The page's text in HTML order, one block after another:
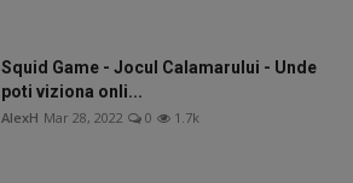
Squid Game - Jocul Calamarului - Unde
poti viziona onli...
AlexH Mar 28, 2022 0 1.7k